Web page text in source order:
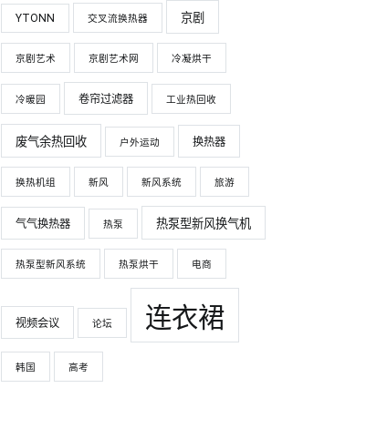
YTONN 交叉流换热器 京剧
京剧艺术 京剧艺术网 冷凝烘干
冷暖园 卷帘过滤器 工业热回收
废气余热回收 户外运动 换热器
换热机组 新风 新风系统 旅游
气气换热器 热泵 热泵型新风换气机
热泵型新风系统 热泵烘干 电商
视频会议 论坛 连衣裙
韩国 高考